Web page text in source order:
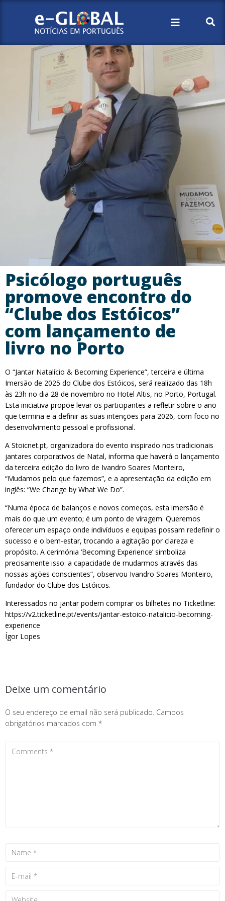
Psicólogo português
promove encontro do
“Clube dos Estóicos”
com lançamento de
livro no Porto
O “Jantar Natalício & Becoming Experience”, terceira e última
Imersão de 2025 do Clube dos Estóicos, será realizado das 18h
às 23h no dia 28 de novembro no Hotel Altis, no Porto, Portugal.
Esta iniciativa propõe levar os participantes a refletir sobre o ano
que termina e a definir as suas intenções para 2026, com foco no
desenvolvimento pessoal e profissional.
A Stoicnet.pt, organizadora do evento inspirado nos tradicionais
jantares corporativos de Natal, informa que haverá o lançamento
da terceira edição do livro de Ivandro Soares Monteiro,
“Mudamos pelo que fazemos”, e a apresentação da edição em
inglês: “We Change by What We Do”.
“Numa época de balanços e novos começos, esta imersão é
mais do que um evento; é um ponto de viragem. Queremos
oferecer um espaço onde indivíduos e equipas possam redefinir o
sucesso e o bem-estar, trocando a agitação por clareza e
propósito. A cerimónia ‘Becoming Experience’ simboliza
precisamente isso: a capacidade de mudarmos através das
nossas ações conscientes”, observou Ivandro Soares Monteiro,
fundador do Clube dos Estóicos.
Interessados no jantar podem comprar os bilhetes no Ticketline:
https://v2.ticketline.pt/events/jantar-estoico-natalicio-becoming-
experience
Ígor Lopes
Deixe um comentário
O seu endereço de email não será publicado. Campos
obrigatórios marcados com *